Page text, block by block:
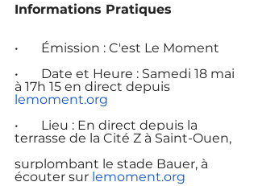
Informations Pratiques
•       Émission : C'est Le Moment
•       Date et Heure : Samedi 18 mai
à 17h 15 en direct depuis
lemoment.org
•       Lieu : En direct depuis la
terrasse de la Cité Z à Saint-Ouen,
surplombant le stade Bauer, à
écouter sur lemoment.org